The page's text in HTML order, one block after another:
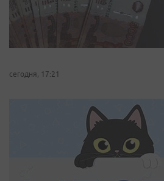
сегодня, 17:21